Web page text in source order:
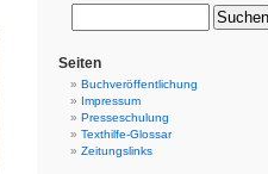
Seiten
Buchveröffentlichung
Impressum
Presseschulung
Texthilfe-Glossar
Zeitungslinks